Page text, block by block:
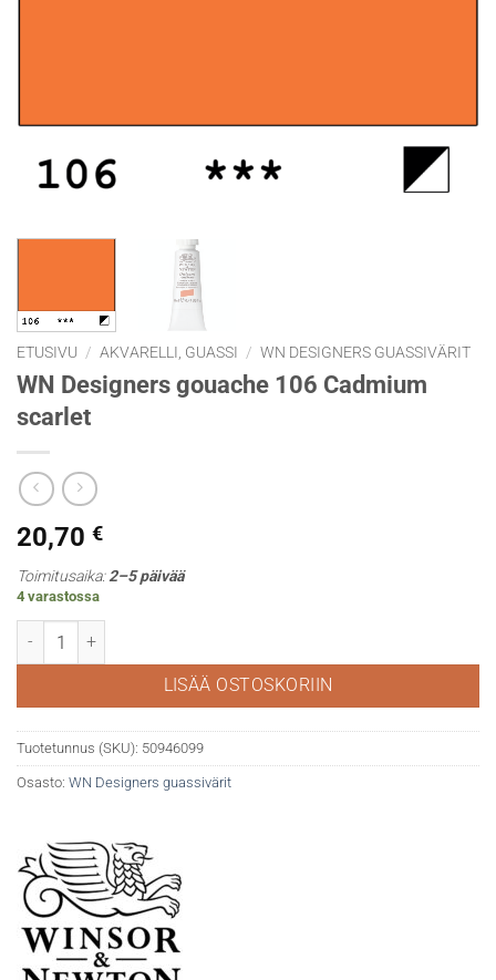
ETUSIVU / AKVARELLI, GUASSI / WN DESIGNERS GUASSIVÄRIT
WN Designers gouache 106 Cadmium
scarlet
20,70 €
Toimitusaika:2–5 päivää
4 varastossa
WN Designers gouache 106 Cadmium scarlet määrä
LISÄÄ OSTOSKORIIN
Tuotetunnus (SKU): 50946099
Osasto: WN Designers guassivärit